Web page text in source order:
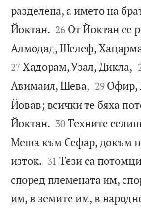
разделена, а името на
Йоктан. 

26 От Йоктан се
Алмодад, Шелеф,
27 Хадорам, Узал, Дикла,
Авимаил, Шева, 

29 Офир,
Йовав; всички те бяха
Йоктан. 

30 Техните
Меша към Сефар, докъм
изток. 

31 Тези са
според племената им,
им, в земите им, в